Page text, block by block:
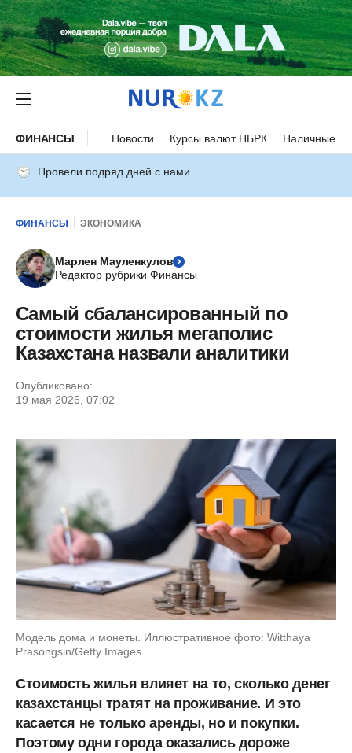
ФИНАНСЫ Новости Курсы валют НБРК Наличные
Провели подряд дней с нами
ФИНАНСЫ ЭКОНОМИКА
Марлен Мауленкулов
Редактор рубрики Финансы
Самый сбалансированный по
стоимости жилья мегаполис
Казахстана назвали аналитики
Опубликовано:
19 мая 2026, 07:02
Модель дома и монеты. Иллюстративное фото: Witthaya
Prasongsin/Getty Images
Стоимость жилья влияет на то, сколько денег
казахстанцы тратят на проживание. И это
касается не только аренды, но и покупки.
Поэтому одни города оказались дороже